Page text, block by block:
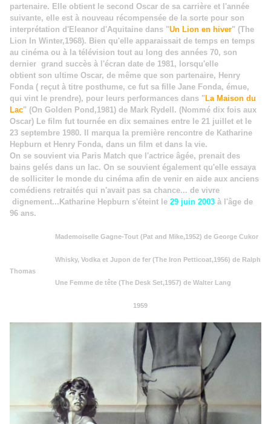
partenaire. Elle obtient le second Oscar de sa carrière et l'année
suivante, elle est à nouveau récompensée de la sorte pour son
interprétation d'Eleanor d'Aquitaine dans "Un Lion en hiver" (The
Lion In Winter,1968). Bien qu'elle apparaissait de temps en temps
au cinéma ou à la télévision tout au long des années 70, son
dernier grand succès à l'écran date de 1981, lorsqu'elle
obtient son ultime Oscar, de même que son partenaire, Henry
Fonda ( reçut à titre posthume, ce fut sa fille Jane Fonda, émue,
qui vint le prendre), pour leurs performances dans "La Maison du
Lac" (On Golden Pond,1981) de Mark Rydell. (Nommé dix fois aux
Oscar) Le film fut tournée en dix semaines entre le 21 juillet et le
23 septembre 1980. Il marqua la première rencontre de Katharine
Hepburn et Henry Fonda, dans un film et dans la vie.
On se souvient via Paris Match que l'actrice âgée, prenait des
bains gelés dans un lac. On se souvient également qu'elle essaya
de solliciter le monde du cinéma afin de venir en aide aux anciens
comédiens retraités qui n'avait pas sa chance... de vivre
dignement...Katharine Hepburn s'éteint le 29 juin 2003 à l'âge de
96 ans.
Mademoiselle Gagne-Tout (Pat and Mike,1952) de George Cukor
Whisky, Vodka et Jupon de fer (The Iron Petticoat,1956) de Ralph
Thomas
Une Femme de tête (The Desk Set,1957) de Walter Lang
1959